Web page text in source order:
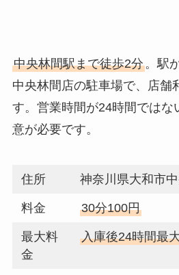
中央林間駅まで徒歩2分。駅
中央林間店の駐車場で、店舗
す。営業時間が24時間ではな
意が必要です。
住所 神奈川県大和市
料金 30分100円
最大料
金
入庫後24時間最